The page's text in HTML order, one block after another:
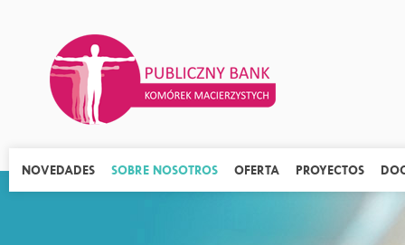
NOVEDADES SOBRE NOSOTROS OFERTA PROYECTOS